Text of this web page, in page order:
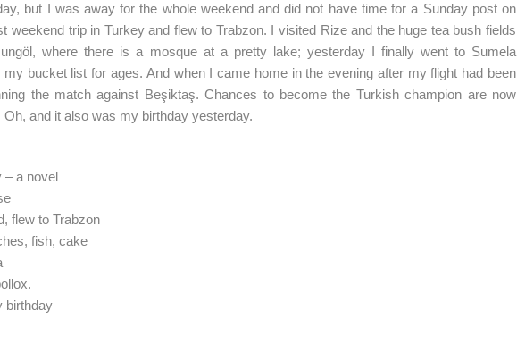
but I was away for the whole weekend and did not have time for a Sunday post on
weekend trip in Turkey and flew to Trabzon. I visited Rize and the huge tea bush fields
where there is a mosque at a pretty lake; yesterday I finally went to Sumela
bucket list for ages. And when I came home in the evening after my flight had been
the match against Beşiktaş. Chances to become the Turkish champion are now
and it also was my birthday yesterday.
– a novel
flew to Trabzon
fish, cake
birthday